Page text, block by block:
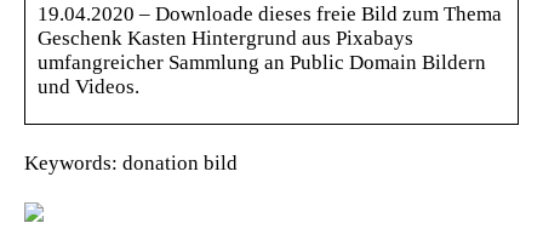
19.04.2020 – Downloade dieses freie Bild zum Thema
Geschenk Kasten Hintergrund aus Pixabays
umfangreicher Sammlung an Public Domain Bildern
und Videos.
Keywords: donation bild